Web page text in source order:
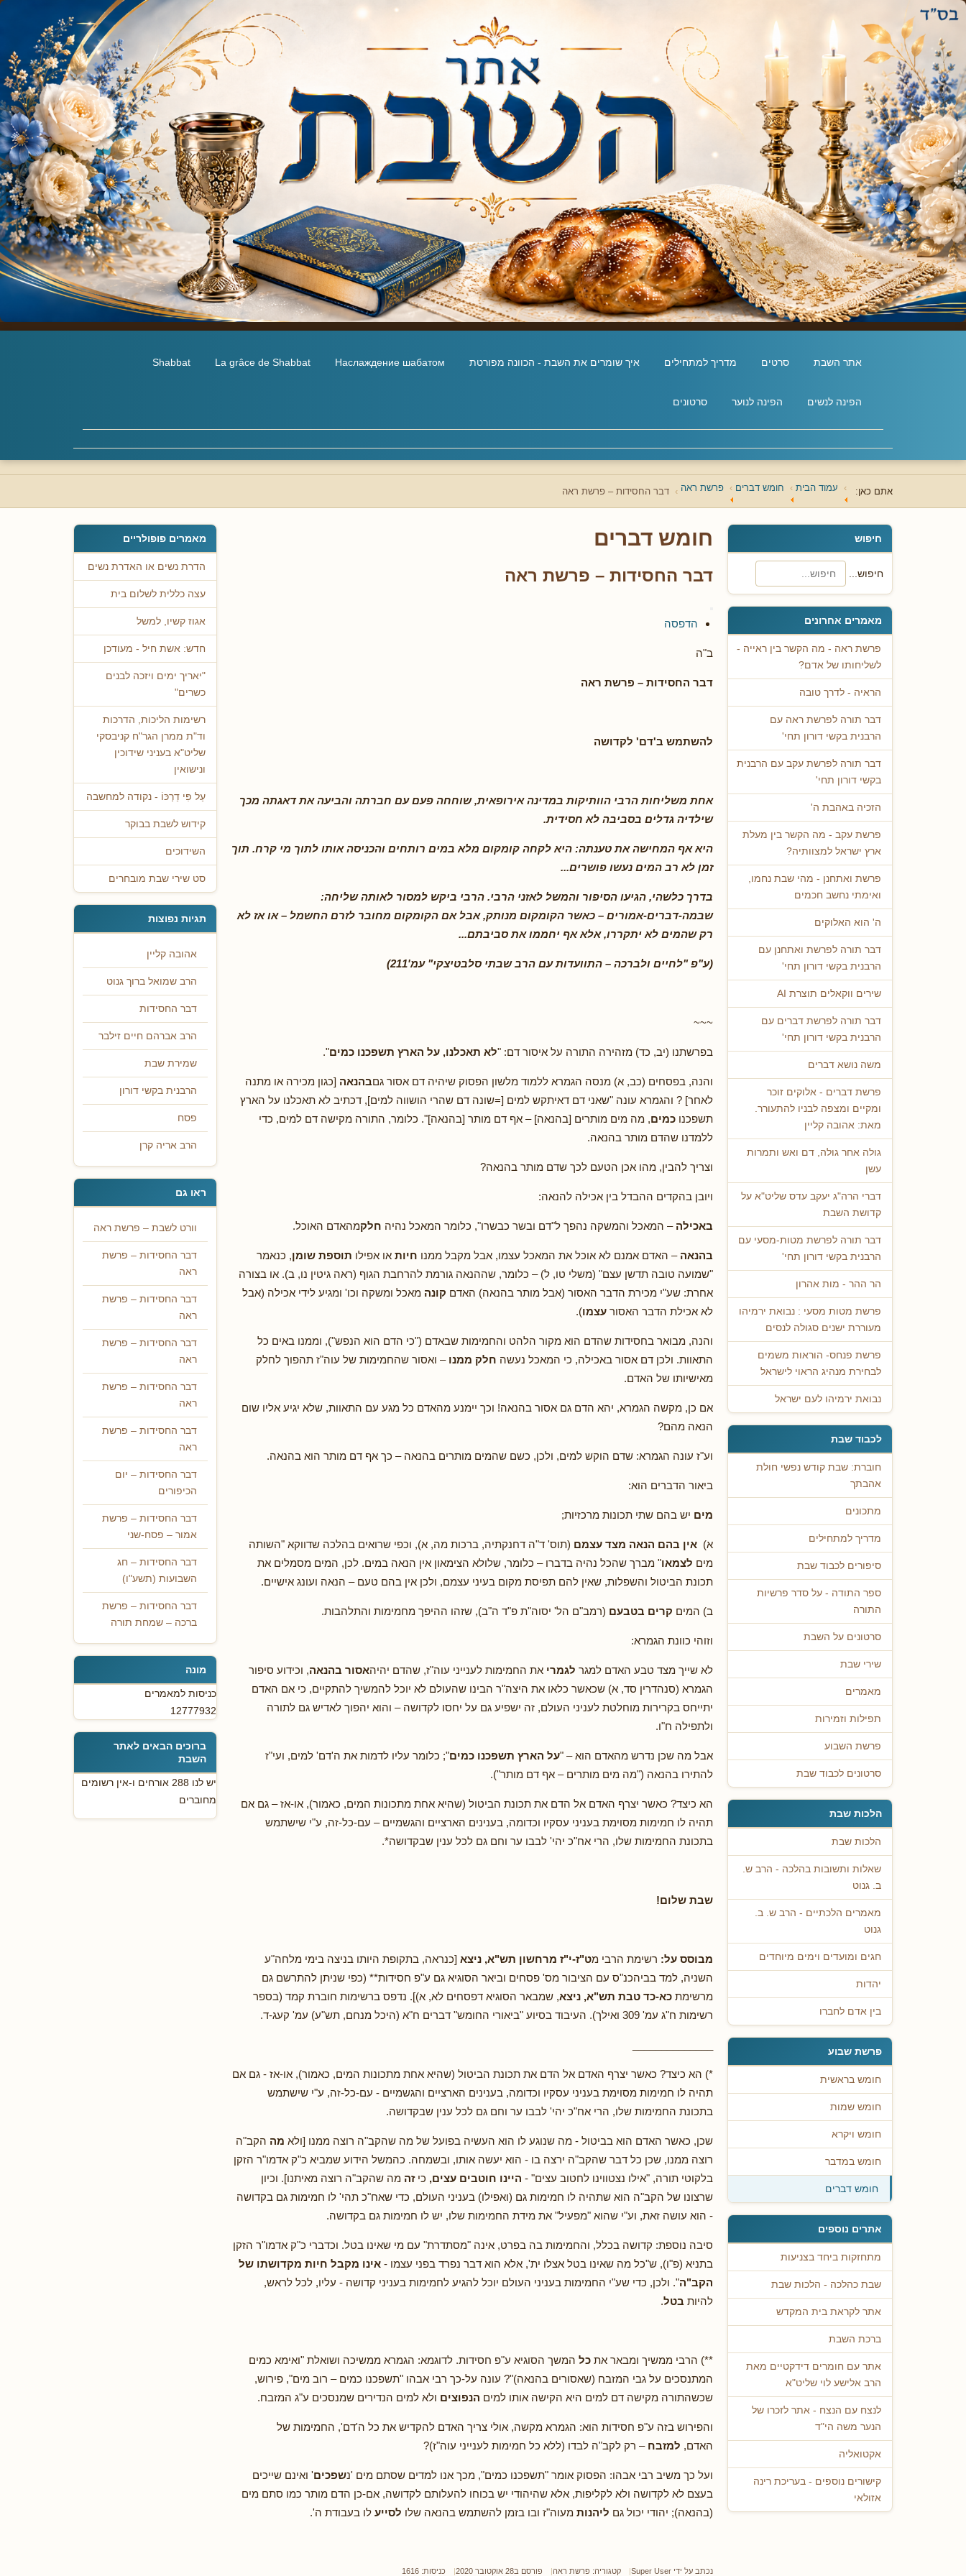
אתר השבת סרטים מדריך למתחילים איך שומרים את השבת - הכוונה מפורטת Наслаждение шабатом
La grâce de Shabbat
Shabbat
הפינה לנשים הפינה לנוער סרטונים
אתם כאן: עמוד הבית חומש דברים פרשת ראה דבר החסידות – פרשת ראה
חיפוש
חיפוש...
מאמרים אחרונים
פרשת ראה - מה הקשר בין ראייה -
לשליחותו של אדם?
הראיה - לדרך טובה
דבר תורה לפרשת ראה עם
הרבנית בקשי דורון תחי'
דבר תורה לפרשת עקב עם הרבנית
בקשי דורון תחי'
הזכיה באהבת ה'
פרשת עקב - מה הקשר בין מעלת
ארץ ישראל למצוותיה?
פרשת ואתחנן - מהי שבת נחמו,
ואימתי נחשב חכמים
ה' הוא האלוקים
דבר תורה לפרשת ואתחנן עם
הרבנית בקשי דורון תחי'
שירים ווקאלים תוצרת AI
דבר תורה לפרשת דברים עם
הרבנית בקשי דורון תחי'
משה נושא דברים
פרשת דברים - אלוקים זוכר
ומקיים ומצפה לבניו להתעורר.
מאת: אהובה קליין
גולה אחר גולה, דם ואש ותמרות
עשן
דברי הרה"ג יעקב עדס שליט"א על
קדושת השבת
דבר תורה לפרשת מטות-מסעי עם
הרבנית בקשי דורון תחי'
הר ההר - מות אהרון
פרשת מטות מסעי : נבואת ירמיהו
מעוררת ישנים סגולה לנסים
פרשת פנחס- הוראות משמים
לבחירת מנהיג הראוי לישראל
נבואת ירמיהו לעם ישראל
לכבוד שבת
חוברת: שבת קודש נפשי חולת
אהבתך
מתכונים
מדריך למתחילים
סיפורים לכבוד שבת
ספר התודה - על סדר פרשיות
התורה
סרטונים על השבת
שירי שבת
מאמרים
תפילות וזמירות
פרשת השבוע
סרטונים לכבוד שבת
הלכות שבת
הלכות שבת
שאלות ותשובות בהלכה - הרב ש.
ב. גנוט
מאמרים הלכתיים - הרב ש. ב.
גנוט
חגים ומועדים וימים מיוחדים
יהדות
בין אדם לחברו
פרשת שבוע
חומש בראשית
חומש שמות
חומש ויקרא
חומש במדבר
חומש דברים
אתרים נוספים
מתחזקות ביחד בצניעות
שבת כהלכה - הלכות שבת
אתר לקראת בית המקדש
ברכת השבת
אתר עם חומרים דידקטיים מאת
הרב אלישע לוי שליט"א
לנצח עם הנצח - אתר לזכרו של
הנער משה הי"ד
אקטואליה
קישורים נוספים - בעריכת רינה
אזולאי
חומש דברים
דבר החסידות – פרשת ראה
הדפסה
ב"ה
דבר החסידות – פרשת ראה
להשתמש ב'דם' לקדושה
אחת משליחות הרבי הוותיקות במדינה אירופאית, שוחחה פעם עם חברתה והביעה את דאגתה מכך
שילדיה גדלים בסביבה לא חסידית.
היא אף המחישה את טענתה: היא לקחה קומקום מלא במים רותחים והכניסה אותו לתוך מי קרח. תוך
זמן לא רב המים נעשו פושרים...
בדרך כלשהי, הגיעו הסיפור והמשל לאזני הרבי. הרבי ביקש למסור לאותה שליחה:
שבמה-דברים-אמורים – כאשר הקומקום מנותק, אבל אם הקומקום מחובר לזרם החשמל – או אז לא
רק שהמים לא יתקררו, אלא אף יחממו את סביבתם...
(ע"פ "לחיים ולברכה – התוועדות עם הרב שבתי סלבטיצקי" עמ'211)
~~~
בפרשתנו (יב, כד) מזהירה התורה על איסור דם: "לא תאכלנו, על הארץ תשפכנו כמים".
והנה, בפסחים (כב, א) מנסה הגמרא ללמוד מלשון הפסוק שיהיה דם אסור גםבהנאה [כגון מכירה או מתנה
לאחר] ? והגמרא עונה "שאני דם דאיתקש למים [=שונה דם שהרי הושווה למים], דכתיב לא תאכלנו על הארץ
תשפכנו כמים, מה מים מותרים [בהנאה] – אף דם מותר [בהנאה]". כלומר, התורה מקישה דם למים, כדי
ללמדנו שהדם מותר בהנאה.
וצריך להבין, מהו אכן הטעם לכך שדם מותר בהנאה?
ויובן בהקדים ההבדל בין אכילה להנאה:
באכילה – המאכל והמשקה נהפך ל"דם ובשר כבשרו", כלומר המאכל נהיה חלקמהאדם האוכל.
בהנאה – האדם אמנם לא אוכל את המאכל עצמו, אבל מקבל ממנו חיות או אפילו תוספת שומן, כנאמר
"שמועה טובה תדשן עצם" (משלי טו, ל) – כלומר, שההנאה גורמת להרחבת הגוף (ראה גיטין נו, ב). או בצורה
אחרת: שע"י מכירת הדבר האסור (אבל מותר בהנאה) האדם קונה מאכל ומשקה וכו' ומגיע לידי אכילה (אבל
לא אכילת הדבר האסור עצמו).
והנה, מבואר בחסידות שהדם הוא מקור הלהט והחמימות שבאדם ("כי הדם הוא הנפש"), וממנו באים כל
התאוות. ולכן דם אסור באכילה, כי המאכל נעשה חלק ממנו– ואסור שהחמימות של עוה"ז תהפוך לחלק
מאישיותו של האדם.
אם כן, מקשה הגמרא, יהא הדם גם אסור בהנאה! וכך יימנע מהאדם כל מגע עם התאוות, שלא יגיע אליו שום
הנאה מהם?
וע"ז עונה הגמרא: שדם הוקש למים, ולכן, כשם שהמים מותרים בהנאה – כך אף דם מותר הוא בהנאה.
ביאור הדברים הוא:
מים יש בהם שתי תכונות מרכזיות;
א) אין בהם הנאה מצד עצמם (תוס' ד"ה דחנקתיה, ברכות מה, א), וכפי שרואים בהלכה שדווקא "השותה
מים לצמאו" מברך שהכל נהיה בדברו – כלומר, שלולא הצימאון אין הנאה במים. לכן, המים מסמלים את
תכונת הביטול והשפלות, שאין להם תפיסת מקום בעיני עצמם, ולכן אין בהם טעם – הנאה ועונג אישיים.
ב) המים קרים בטבעם (רמב"ם הל' יסוה"ת פ"ד ה"ב), שזהו ההיפך מחמימות והתלהבות.
וזוהי כוונת הגמרא:
לא שייך מצד טבע האדם למגר לגמרי את החמימות לענייני עוה"ז, שהדם יהיהאסור בהנאה, וכידוע סיפור
הגמרא (סנהדרין סד, א) שכאשר כלאו את היצה"ר הבינו שהעולם לא יוכל להמשיך להתקיים, כי אם האדם
יתייחס בקרירות מוחלטת לעניני העולם, זה ישפיע גם על יחסו לקדושה – והוא יהפוך לאדיש גם לתורה
ולתפילה ח"ו.
אבל מה שכן נדרש מהאדם הוא – "על הארץ תשפכנו כמים"; כלומר עליו לדמות את ה'דם' למים, ועי"ז
להתירו בהנאה ("מה מים מותרים – אף דם מותר").
הא כיצד? כאשר יצרף האדם אל הדם את תכונת הביטול (שהיא אחת מתכונות המים, כאמור), או-אז – גם אם
תהיה לו חמימות מסוימת בעניני עסקיו וכדומה, בענינים הארציים והגשמיים – עם-כל-זה, ע"י שישתמש
בתכונת החמימות שלו, הרי אח"כ יהי' לבבו ער וחם גם לכל ענין שבקדושה*.
שבת שלום!
מבוסס על: רשימת הרבי מט"ז-י"ז מרחשון תש"א, ניצא [כנראה, בתקופת היותו בניצה בימי מלחה"ע
השניה, למד בביהכנ"ס עם הציבור מס' פסחים וביאר הסוגיא גם ע"פ חסידות** (כפי שניתן להתרשם גם
מרשימת כא-כד טבת תש"א, ניצא, שמבאר הסוגיא דפסחים לא, א)]. נדפס ברשימות חוברת קמד (בספר
רשימות ח"ג עמ' 309 ואילך). העיבוד בסיוע "ביאורי החומש" דברים ח"א (היכל מנחם, תש"ע) עמ' קעג-ד.
*) הא כיצד? כאשר יצרף האדם אל הדם את תכונת הביטול (שהיא אחת מתכונות המים, כאמור), או-אז - גם אם
תהיה לו חמימות מסוימת בעניני עסקיו וכדומה, בענינים הארציים והגשמיים - עם-כל-זה, ע"י שישתמש
בתכונת החמימות שלו, הרי אח"כ יהי' לבבו ער וחם גם לכל ענין שבקדושה.
שכן, כאשר האדם הוא בביטול - מה שנוגע לו הוא העשיה בפועל של מה שהקב"ה רוצה ממנו [ולא מה הקב"ה
רוצה ממנו, שכן כל דבר שהקב"ה ירצה בו - הוא יעשה אותו, ובשמחה. כהמשל הידוע שמביא כ"ק אדמו"ר הזקן
בלקוטי תורה, "אילו נצטווינו לחטוב עצים" - היינו חוטבים עצים, כיזה מה שהקב"ה רוצה מאיתנו]. וכיון
שרצונו של הקב"ה הוא שתהיה לו חמימות גם (ואפילו) בעניני העולם, כדי שאח"כ תהי' לו חמימות גם בקדושה
- הוא עושה זאת, וע"י שהוא "מפעיל" את מידת החמימות שלו, יש לו חמימות גם בקדושה.
סיבה נוספת: קדושה בכלל, והחמימות בה בפרט, אינה "מסתדרת" עם מי שאינו בטל. וכדברי כ"ק אדמו"ר הזקן
בתניא (פ"ו), ש"כל מה שאינו בטל אצלו ית', אלא הוא דבר נפרד בפני עצמו - אינו מקבל חיות מקדושתו של
הקב"ה". ולכן, כדי שע"י החמימות בעניני העולם יוכל להגיע לחמימות בעניני קדושה - עליו, לכל לראש,
להיות בטל.
**) הרבי ממשיך ומבאר את כל המשך הסוגיא ע"פ חסידות. לדוגמא: הגמרא ממשיכה ושואלת "ואימא כמים
המתנסכים על גבי המזבח (שאסורים בהנאה)"? עונה על-כך רבי אבהו "תשפכנו כמים – רוב מים", פירוש,
שכשהתורה מקישה דם למים היא הקישה אותו למים הנפוצים ולא למים הנדירים שמנסכים ע"ג המזבח.
והפירוש בזה ע"פ חסידות הוא: הגמרא מקשה, אולי צריך האדם להקדיש את כל ה'דם', החמימות של
האדם, למזבח – רק לקב"ה לבדו (ללא כל חמימות לענייני עוה"ז)?
ועל כך משיב רבי אבהו: הפסוק אומר "תשפכנו כמים", מכך אנו למדים שסתם מים 'נשפכים' ואינם שייכים
בעצם לא לקדושה ולא לקליפות, אלא שהיהודי יש בכוחו להעלותם לקדושה, אם-כן הדם מותר כמו סתם מים
(בהנאה); יהודי יכול גם ליהנות מעוה"ז ובו בזמן להשתמש בהנאה שלו לסייע לו בעבודת ה'.
נכתב על ידי Super User קטגוריה: פרשת ראה פורסם ב28 אוקטובר 2020 כניסות: 1616
מאמרים פופולריים
הדרת נשים או האדרת נשים
עצה כללית לשלום בית
אגוז קשיו, למשל
חדש: אשת חיל - מעודכן
"יאריך ימים ויזכה לבנים
כשרים"
רשימות הליכות, הדרכות
וד"ת ממרן הגר"ח קניבסקי
שליט"א בעניני שידוכין
ונישואין
עַל פִּי דַרְכּוֹ - נקודה למחשבה
קידוש לשבת בבוקר
השידוכים
סט שירי שבת מובחרים
תגיות נפוצות
אהובה קליין
הרב שמואל ברוך גנוט
דבר החסידות
הרב אברהם חיים זילבר
שמירת שבת
הרבנית בקשי דורון
פסח
הרב אריה קרן
ראו גם
וורט לשבת – פרשת ראה
דבר החסידות – פרשת
ראה
דבר החסידות – פרשת
ראה
דבר החסידות – פרשת
ראה
דבר החסידות – פרשת
ראה
דבר החסידות – פרשת
ראה
דבר החסידות – יום
הכיפורים
דבר החסידות – פרשת
אמור – פסח-שני
דבר החסידות – חג
השבועות (תשע"ו)
דבר החסידות – פרשת
ברכה – שמחת תורה
מונה
כניסות למאמרים
12777932
ברוכים הבאים לאתר
השבת
יש לנו 288 אורחים ו-אין רשומים
מחוברים